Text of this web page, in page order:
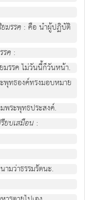
มรรค : คือ นำผู้ปฏิบัติ
ค :
มรรค ไม่วันนี้ก็วันหน้า.
พุทธองค์ทรงมอบหมาย
พระพุทธประสงค์.
ยบเสมือน :
มว่าธรรมรัตนะ.